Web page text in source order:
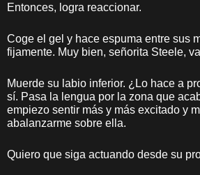
Entonces, logra reaccionar.
Coge el gel y hace espuma entre sus
fijamente. Muy bien, señorita Steele,
Muerde su labio inferior. ¿Lo hace a
sí. Pasa la lengua por la zona que
empiezo sentir más y más excitado y
abalanzarme sobre ella.
Quiero que siga actuando desde su